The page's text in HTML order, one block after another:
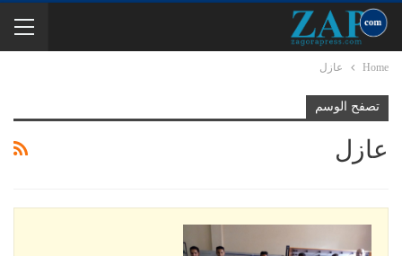
Home عازل
تصفح الوسم
عازل